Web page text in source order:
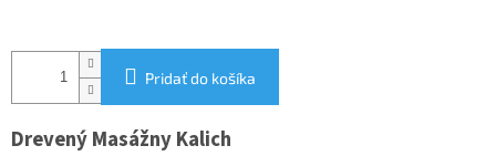
Pridať do košíka
Drevený Masážny Kalich